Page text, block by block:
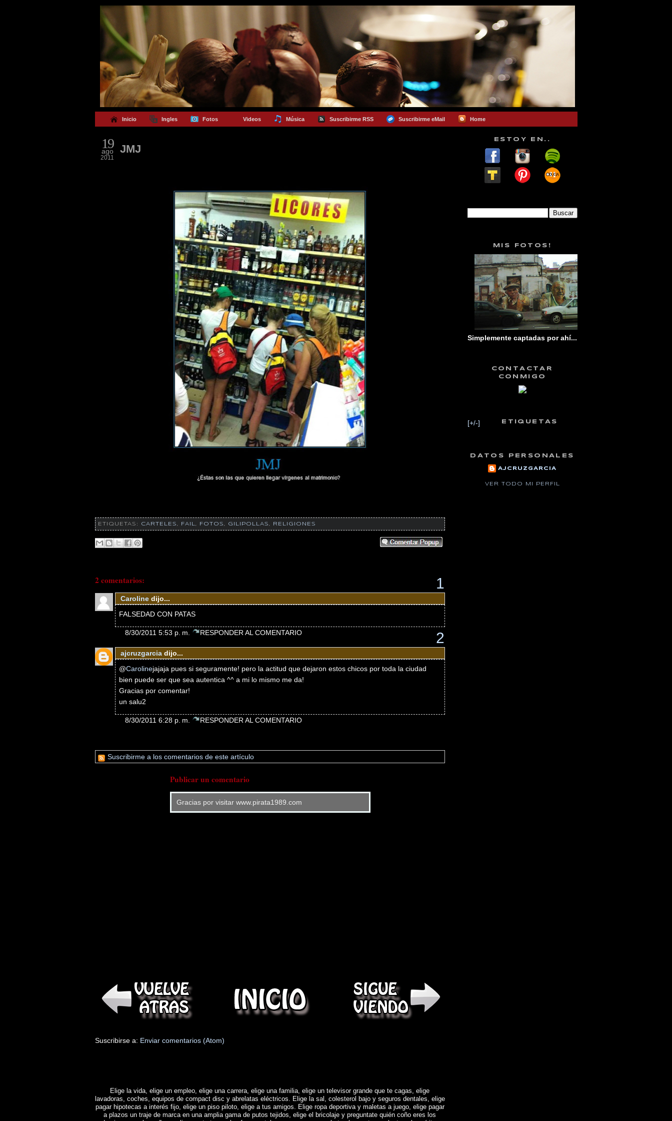
Inicio Ingles Fotos Videos Música Suscribirme RSS Suscribirme eMail Home
19
ago
2011
JMJ
ETIQUETAS: CARTELES , FAIL, FOTOS , GILIPOLLAS , RELIGIONES
2 comentarios:
Carolinedijo...
1
FALSEDAD CON PATAS
8/30/2011 5:53 p. m. RESPONDER AL COMENTARIO
ajcruzgarciadijo...
2
@Carolinejajaja pues si seguramente! pero la actitud que dejaron estos chicos por toda la ciudad
bien puede ser que sea autentica ^^ a mi lo mismo me da!
Gracias por comentar!
un salu2
8/30/2011 6:28 p. m. RESPONDER AL COMENTARIO
Suscribirme a los comentarios de este artículo
Publicar un comentario
Gracias por visitar www.pirata1989.com
Suscribirse a: Enviar comentarios (Atom)
Elige la vida, elige un empleo, elige una carrera, elige una familia, elige un televisor grande que te cagas, elige
lavadoras, coches, equipos de compact disc y abrelatas eléctricos. Elige la sal, colesterol bajo y seguros dentales, elige
pagar hipotecas a interés fijo, elige un piso piloto, elige a tus amigos. Elige ropa deportiva y maletas a juego, elige pagar
a plazos un traje de marca en una amplia gama de putos tejidos, elige el bricolaje y preguntate quién coño eres los
ESTOY EN..
MIS FOTOS!
Simplemente captadas por ahí...
CONTACTAR
CONMIGO
[+/-] ETIQUETAS
DATOS PERSONALES
AJCRUZGARCIA
VER TODO MI PERFIL